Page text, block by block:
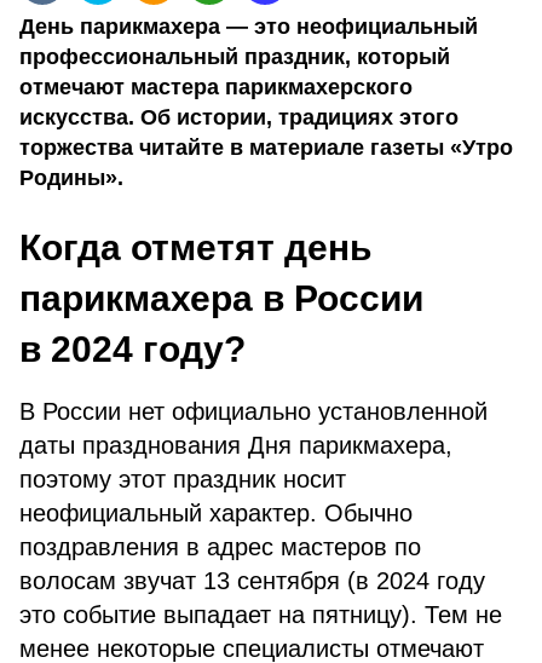
День парикмахера — это неофициальный
профессиональный праздник, который
отмечают мастера парикмахерского
искусства. Об истории, традициях этого
торжества читайте в материале газеты «Утро
Родины».
Когда отметят день
парикмахера в России
в 2024 году?
В России нет официально установленной
даты празднования Дня парикмахера,
поэтому этот праздник носит
неофициальный характер. Обычно
поздравления в адрес мастеров по
волосам звучат 13 сентября (в 2024 году
это событие выпадает на пятницу). Тем не
менее некоторые специалисты отмечают